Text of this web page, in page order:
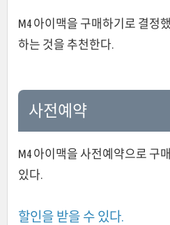
M4 아이맥을 구매하기로 결정
하는 것을 추천한다.
사전예약
M4 아이맥을 사전예약으로 구
있다.
할인을 받을 수 있다.